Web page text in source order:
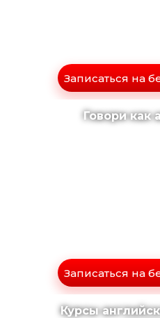
Записаться на
Говори как
Записаться на
Курсы